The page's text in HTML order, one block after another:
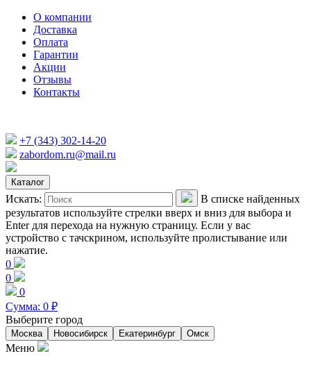
О компании
Доставка
Оплата
Гарантии
Акции
Отзывы
Контакты
+7 (343) 302-14-20
zabordom.ru@mail.ru
Каталог
Искать:
В списке найденных
результатов используйте стрелки вверх и вниз для выбора и
Enter для перехода на нужную страницу. Если у вас
устройство с тачскрином, используйте пролистывание или
нажатие.
0
0
0
Сумма: 0 ₽
Выберите город
Москва Новосибирск Екатеринбург Омск
Меню